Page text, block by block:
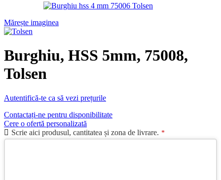
Mărește imaginea
Burghiu, HSS 5mm, 75008,
Tolsen
Autentifică-te ca să vezi prețurile
Contactați-ne pentru disponibilitate
Cere o ofertă personalizată
Scrie aici produsul, cantitatea și zona de livrare. *